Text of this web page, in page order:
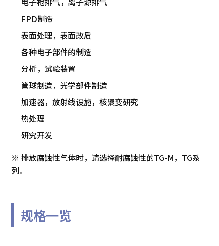
FPD制造
表面处理，表面改质
各种电子部件的制造
分析，试验装置
管球制造，光学部件制造
加速器，放射线设施，核聚变研究
热处理
研究开发
※ 排放腐蚀性气体时，请选择耐腐蚀性的TG-M，TG系
列。
规格一览